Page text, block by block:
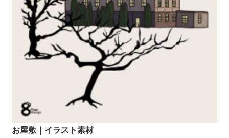
お屋敷｜イラスト素材